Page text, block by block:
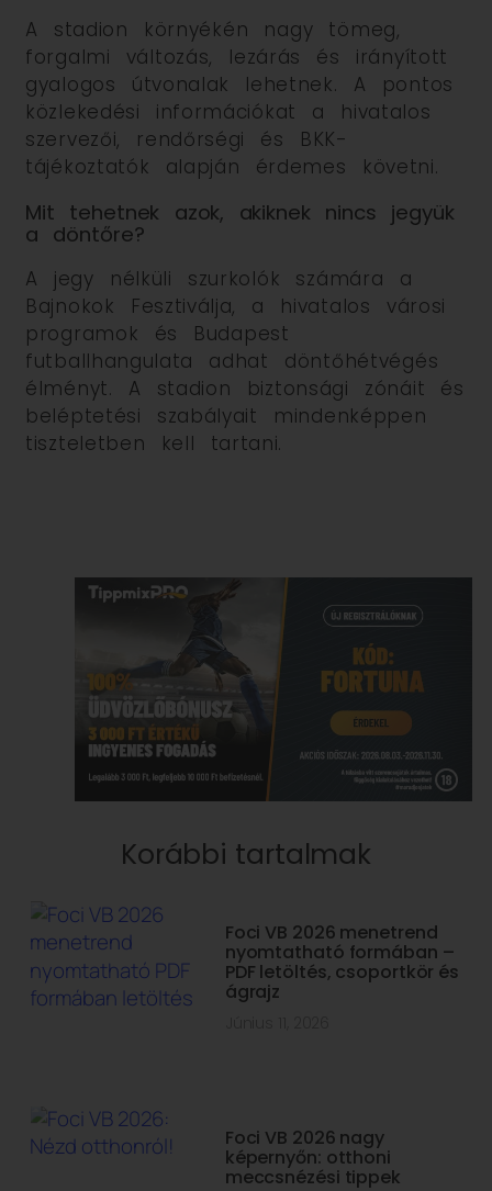
A stadion környékén nagy tömeg,
forgalmi változás, lezárás és irányított
gyalogos útvonalak lehetnek. A pontos
közlekedési információkat a hivatalos
szervezői, rendőrségi és BKK-
tájékoztatók alapján érdemes követni.
Mit tehetnek azok, akiknek nincs jegyük
a döntőre?
A jegy nélküli szurkolók számára a
Bajnokok Fesztiválja, a hivatalos városi
programok és Budapest
futballhangulata adhat döntőhétvégés
élményt. A stadion biztonsági zónáit és
beléptetési szabályait mindenképpen
tiszteletben kell tartani.
Korábbi tartalmak
Foci VB 2026 menetrend
nyomtatható formában –
PDF letöltés, csoportkör és
ágrajz
Foci VB 2026 nagy
képernyőn: otthoni
meccsnézési tippek